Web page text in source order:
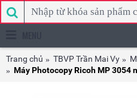
Trang chủ TBVP Trần Mai Vy
Máy Photocopy Ricoh MP 3054